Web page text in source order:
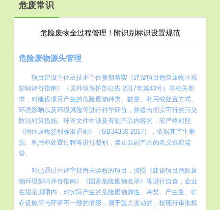
危废常识
危险废物全过程管理！附识别标识设置规范
危险废物源头管理
项目建设单位及技术单位贯彻落实《建设项目危险废物环境
影响评价指南》（原环境保护部公告 2017年第43号）等相关要
求，对建设项目产生的危险废物种类、数量、利用或处置方式、
环境影响以及环境风险等进行科学评价，并提出切实可行的污染
防治对策措施。环评文件中涉及有副产品内容的，应严格对照
《固体废物鉴别标准通则》（GB34330-2017），依据其产生来
源、利用和处置过程等进行鉴别，禁止以副产品的名义逃避监
管。
对已通过环评审批尚未验收的项目，按照《建设项目危险废
物环境影响评价指南》《国家危险废物名录》等进行自查，企业
在规定期限内，对实际产生的危险废物属性、种类、产生量、贮
存设施等与环评不一致的情形，属于重大变动的，按现行审批权